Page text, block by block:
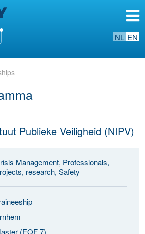
NL EN
Publieke Veiligheid (NIPV)
Management, Professionals,
research, Safety
(EQF 7)